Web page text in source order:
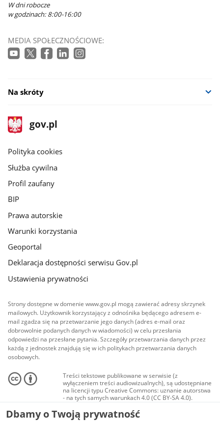
W dni robocze
w godzinach: 8:00-16:00
MEDIA SPOŁECZNOŚCIOWE:
Na skróty
stopka
gov.pl
Strona
gov.pl
gov.pl
Polityka cookies
Służba cywilna
Profil zaufany
BIP
Prawa autorskie
Warunki korzystania
Geoportal
Deklaracja dostępności serwisu Gov.pl
Ustawienia prywatności
Strony dostępne w domenie www.gov.pl mogą zawierać adresy skrzynek
mailowych. Użytkownik korzystający z odnośnika będącego adresem e-
mail zgadza się na przetwarzanie jego danych (adres e-mail oraz
dobrowolnie podanych danych w wiadomości) w celu przesłania
odpowiedzi na przesłane pytania. Szczegóły przetwarzania danych przez
każdą z jednostek znajdują się w ich politykach przetwarzania danych
osobowych.
Treści tekstowe publikowane w serwisie (z
wyłączeniem treści audiowizualnych), są udostępniane
na licencji typu Creative Commons: uznanie autorstwa
- na tych samych warunkach 4.0 (CC BY-SA 4.0).
Materiały audiowizualne, w tym zdjęcia, materiały
audio i wideo, są udostępniane na licencji typu
Creative Commons: uznanie autorstwa użycie
Dbamy o Twoją prywatność